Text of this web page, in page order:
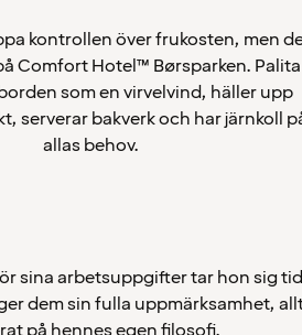
kontrollen över frukosten, men
Comfort Hotel™ Børsparken. Palita
som en virvelvind, häller upp
serverar bakverk och har järnkoll
allas behov.
sina arbetsuppgifter tar hon sig tid
dem sin fulla uppmärksamhet,